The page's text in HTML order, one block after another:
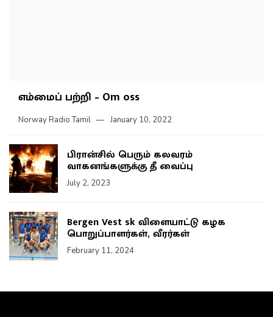
எம்மைப் பற்றி – Om oss
Norway Radio Tamil January 10, 2022
பிரான்சில் பெரும் கலவரம்
வாகனங்களுக்கு தீ வைப்பு
July 2, 2023
Bergen Vest sk விளையாட்டு கழக
பொறுப்பாளர்கள், வீரர்கள்
February 11, 2024